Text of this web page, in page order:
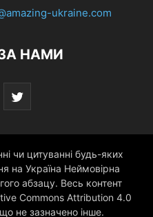
ukraine.com
НАМИ
чи цитуванні будь-яких
на Україна Неймовірна
абзацу. Весь контент
Commons Attribution 4.0
не зазначено інше.